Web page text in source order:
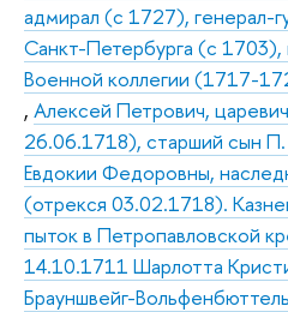
адмирал (с 1727), генерал-
Санкт-Петербурга (с 1703),
Военной коллегии (1717-
, Алексей Петрович,
26.06.1718), старший сын
Евдокии Федоровны,
(отрекся 03.02.1718).
пыток в Петропавловской
14.10.1711 Шарлотта
Брауншвейг-